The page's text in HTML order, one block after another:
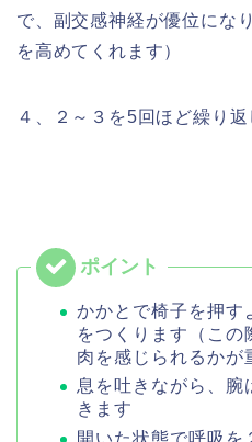
で、副交感神経が優位にな
を高めてくれます）
４、２～３を5回ほど繰り返
かかとで椅子を押す
をつくります（この
肉を感じられるかが
息を吐きながら、腕
きます
開いた状態で呼吸を